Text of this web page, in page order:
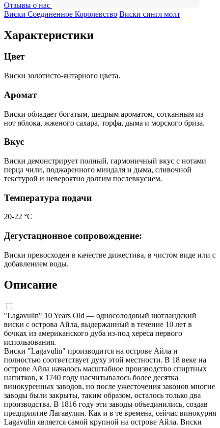
Отзывы о нас
Виски Соединенное Королевство Виски сингл молт
Характеристики
Цвет
Виски золотисто-янтарного цвета.
Аромат
Виски обладает богатым, щедрым ароматом, сотканным из
нот яблока, жженого сахара, торфа, дыма и морского бриза.
Вкус
Виски демонстрирует полный, гармоничный вкус с нотами
перца чили, поджаренного миндаля и дыма, сливочной
текстурой и невероятно долгим послевкусием.
Температура подачи
20-22 °С
Дегустационное сопровождение:
Виски превосходен в качестве дижестива, в чистом виде или с
добавлением воды.
Описание
"Lagavulin" 10 Years Old — односолодовый шотландский
виски с острова Айла, выдержанный в течение 10 лет в
бочках из американского дуба из-под хереса первого
использования.
Виски "Lagavulin" производится на острове Айла и
полностью соответствует духу этой местности. В 18 веке на
острове Айла началось масштабное производство спиртных
напитков, к 1740 году насчитывалось более десятка
винокуренных заводов, но после ужесточения законов многие
заводы были закрыты, таким образом, осталось только два
производства. В 1816 году эти заводы объединились, создав
предприятие Лагавулин. Как и в те времена, сейчас винокурня
Lagavulin является самой крупной на острове Айла. Виски